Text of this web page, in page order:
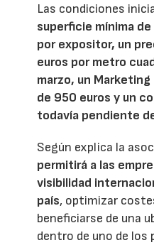
Las condiciones
superficie mínima
por expositor, un
euros por metro
marzo, un
de 950 euros y un
todavía pendiente
Según explica la
permitirá a las
visibilidad
país, optimizar
beneficiarse de una
dentro de uno de los